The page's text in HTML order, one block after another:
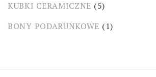
KUBKI CERAMICZNE (5)
BONY PODARUNKOWE (1)